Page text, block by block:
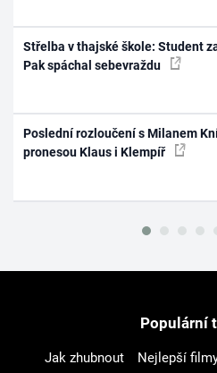
Střelba v thajské škole: Student
Pak spáchal sebevraždu
Poslední rozloučení s Milanem
pronesou Klaus i Klempíř
Populární
Jak zhubnout Nejlepší